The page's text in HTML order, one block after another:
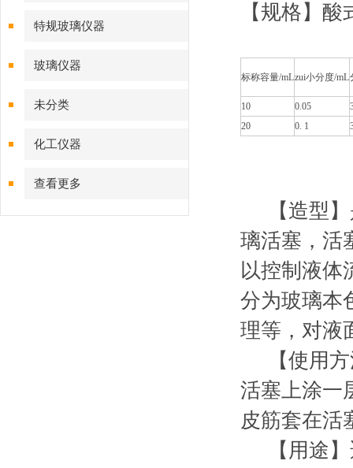
特规玻璃仪器
玻璃仪器
未分类
化工仪器
查看更多
【规格】
标称容量/mLzui小分度/mL
10 0.05
20
0. 1
【造型】
璃活塞，活
以控制液体
分为玻璃本
理等，对液
【使用方
活塞上涂一
皮筋套在活
【用途】